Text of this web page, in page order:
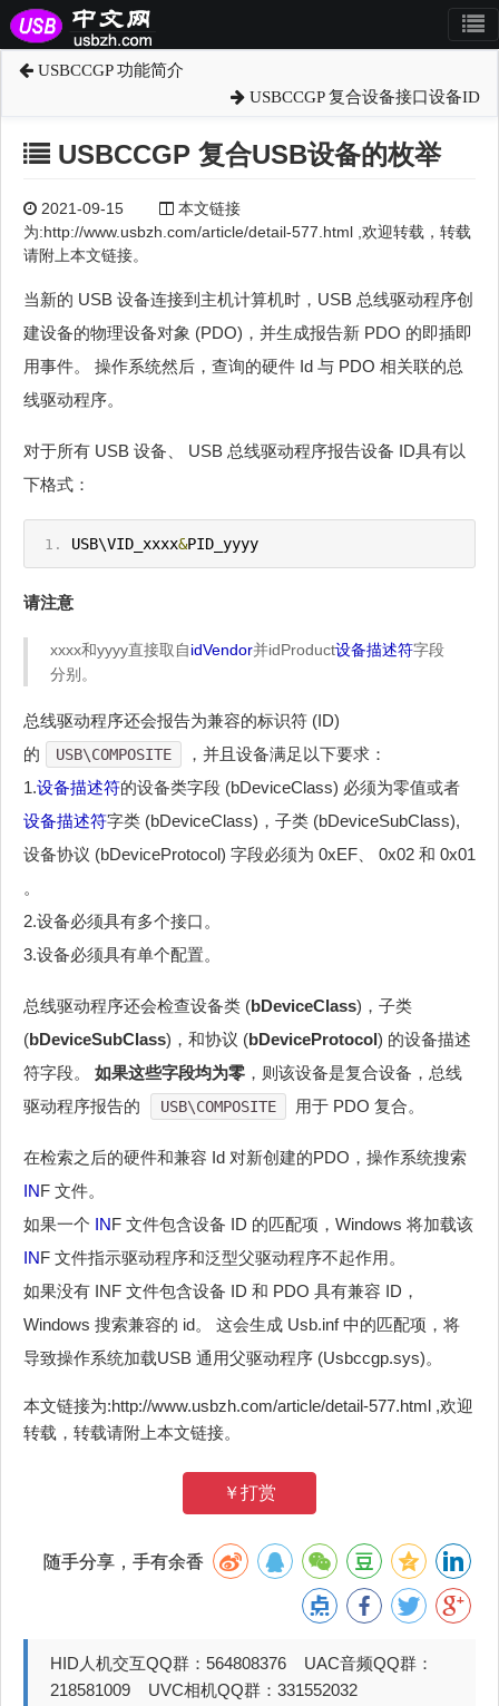
USBCCGP 功能简介
USBCCGP 复合设备接口设备ID
USBCCGP 复合USB设备的枚举
2021-09-15
本文链接
为:http://www.usbzh.com/article/detail-577.html ,欢迎转载，转载
请附上本文链接。
当新的 USB 设备连接到主机计算机时，USB 总线驱动程序创
建设备的物理设备对象 (PDO)，并生成报告新 PDO 的即插即
用事件。 操作系统然后，查询的硬件 Id 与 PDO 相关联的总
线驱动程序。
对于所有 USB 设备、 USB 总线驱动程序报告设备 ID具有以
下格式：
USB\VID_xxxx&PID_yyyy
请注意
xxxx和yyyy直接取自idVendor并idProduct设备描述符字段
分别。
总线驱动程序还会报告为兼容的标识符 (ID)
的
USB\COMPOSITE
，并且设备满足以下要求：
1.设备描述符的设备类字段 (bDeviceClass) 必须为零值或者
设备描述符字类 (bDeviceClass)，子类 (bDeviceSubClass),
设备协议 (bDeviceProtocol) 字段必须为 0xEF、 0x02 和 0x01
。
2.设备必须具有多个接口。
3.设备必须具有单个配置。
总线驱动程序还会检查设备类 (bDeviceClass)，子类
(bDeviceSubClass)，和协议 (bDeviceProtocol) 的设备描述
符字段。
如果这些字段均为零 ，则该设备是复合设备，总线
驱动程序报告的
USB\COMPOSITE 用于 PDO 复合。
在检索之后的硬件和兼容 Id 对新创建的PDO，操作系统搜索
INF 文件。
如果一个 INF 文件包含设备 ID 的匹配项，Windows 将加载该
INF 文件指示驱动程序和泛型父驱动程序不起作用。
如果没有 INF 文件包含设备 ID 和 PDO 具有兼容 ID，
Windows 搜索兼容的 id。 这会生成 Usb.inf 中的匹配项，将
导致操作系统加载USB 通用父驱动程序 (Usbccgp.sys)。
本文链接为:http://www.usbzh.com/article/detail-577.html ,欢迎
转载，转载请附上本文链接。
￥打赏
随手分享，手有余香
HID人机交互QQ群：564808376 UAC音频QQ群：
218581009 UVC相机QQ群：331552032